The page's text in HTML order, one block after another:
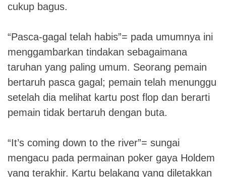
cukup bagus.
“Pasca-gagal telah habis”= pada umumnya ini
menggambarkan tindakan sebagaimana
taruhan yang paling umum. Seorang pemain
bertaruh pasca gagal; pemain telah menunggu
setelah dia melihat kartu post flop dan berarti
pemain tidak bertaruh dengan buta.
“It’s coming down to the river”= sungai
mengacu pada permainan poker gaya Holdem
yang terakhir. Kartu belakang yang diletakkan